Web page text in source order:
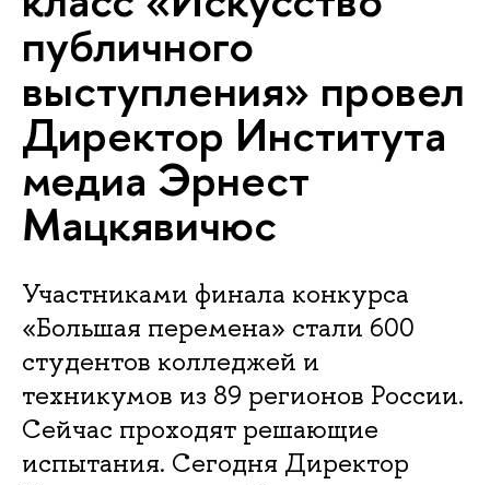
публичного
выступления» провел
Директор Института
медиа Эрнест
Мацкявичюс
Участниками финала конкурса
«Большая перемена» стали 600
студентов колледжей и
техникумов из 89 регионов России.
Сейчас проходят решающие
испытания. Сегодня Директор